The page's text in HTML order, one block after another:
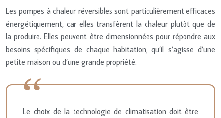
Les pompes à chaleur réversibles sont particulièrement efficaces
énergétiquement, car elles transfèrent la chaleur plutôt que de
la produire. Elles peuvent être dimensionnées pour répondre aux
besoins spécifiques de chaque habitation, qu’il s’agisse d’une
petite maison ou d’une grande propriété.
Le choix de la technologie de climatisation doit être